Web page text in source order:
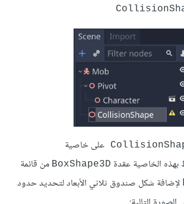
على خاصية
BoxShape3D من قائمة
الفاحص Inspector لإضافة شكل صندوق ثلاثي الأبعاد لتحديد حدود